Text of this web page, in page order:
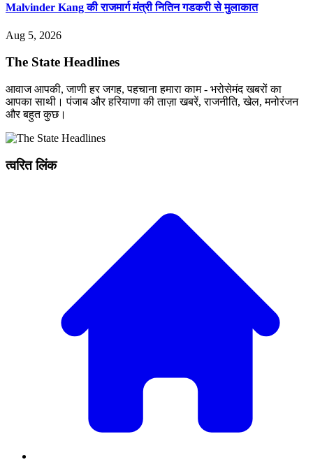
Malvinder Kang की राजमार्ग मंत्री नितिन गडकरी से मुलाकात
Aug 5, 2026
The State Headlines
आवाज आपकी, जाणी हर जगह, पहचाना हमारा काम - भरोसेमंद खबरों का
आपका साथी। पंजाब और हरियाणा की ताज़ा खबरें, राजनीति, खेल, मनोरंजन
और बहुत कुछ।
त्वरित लिंक